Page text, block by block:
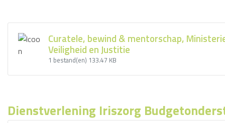
Curatele, bewind & mentorschap,
Veiligheid en Justitie
1 bestand(en) 133.47 KB
Dienstverlening Iriszorg